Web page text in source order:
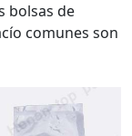
bolsas de
comunes son